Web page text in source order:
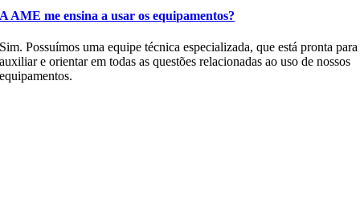
A AME me ensina a usar os equipamentos?
Sim. Possuímos uma equipe técnica especializada, que está pronta para
auxiliar e orientar em todas as questões relacionadas ao uso de nossos
equipamentos.